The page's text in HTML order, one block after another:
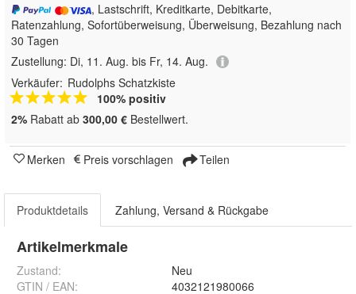
, Lastschrift, Kreditkarte, Debitkarte,
Ratenzahlung, Sofortüberweisung, Überweisung, Bezahlung nach
30 Tagen
Zustellung: Di, 11. Aug. bis Fr, 14. Aug.
Verkäufer: Rudolphs Schatzkiste
100% positiv
2% Rabatt ab 300,00 € Bestellwert.
Merken Preis vorschlagen Teilen
Produktdetails Zahlung, Versand & Rückgabe
Artikelmerkmale
Zustand:
Neu
GTIN / EAN:
4032121980066